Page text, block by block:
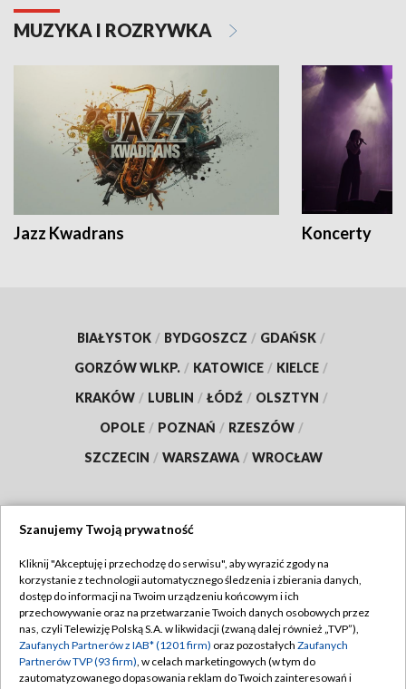
MUZYKA I ROZRYWKA
Jazz Kwadrans Koncerty
BIAŁYSTOK / BYDGOSZCZ / GDAŃSK /
GORZÓW WLKP. / KATOWICE / KIELCE /
KRAKÓW / LUBLIN / ŁÓDŹ / OLSZTYN /
OPOLE / POZNAŃ / RZESZÓW /
SZCZECIN / WARSZAWA / WROCŁAW
TVP
Abonament TVP
Emisja w TVP
Centrum informacji TVP
Regulamin TVP
Polityka prywatności
Moje zgody
Szanujemy Twoją prywatność
Kliknij "Akceptuję i przechodzę do serwisu", aby wyrazić zgody na
korzystanie z technologii automatycznego śledzenia i zbierania danych,
dostęp do informacji na Twoim urządzeniu końcowym i ich
przechowywanie oraz na przetwarzanie Twoich danych osobowych przez
nas, czyli Telewizję Polską S.A. w likwidacji (zwaną dalej również „TVP”),
Zaufanych Partnerów z IAB* (1201 firm) oraz pozostałych Zaufanych
Partnerów TVP (93 firm), w celach marketingowych (w tym do
zautomatyzowanego dopasowania reklam do Twoich zainteresowań i